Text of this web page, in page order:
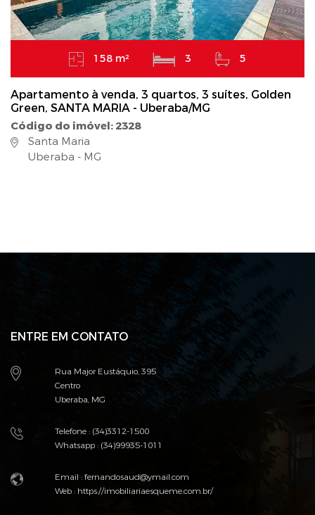
158 m² 3 5
Apartamento à venda, 3 quartos, 3 suítes, Golden
Green, SANTA MARIA - Uberaba/MG
Código do imóvel: 2328
Santa Maria
Uberaba - MG
ENTRE EM CONTATO
Rua Major Eustáquio, 395
Centro
Uberaba, MG
Telefone : (34)3312-1500
Whatsapp : (34)99935-1011
Email : fernandosaud@ymail.com
Web :https://imobiliariaesqueme.com.br/